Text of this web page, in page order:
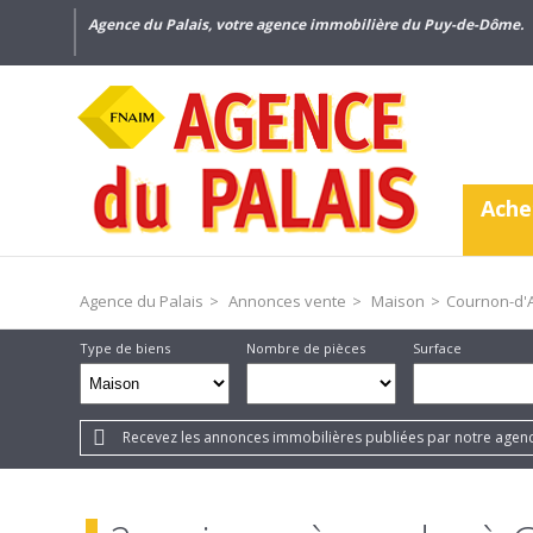
Agence du Palais, votre agence immobilière du Puy-de-Dôme.
Agence du Palais > Annonces vente > Maison > Cournon-
Type de biens Nombre de pièces Surface
Recevez les annonces immobilières publiées par notre